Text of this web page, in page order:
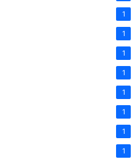
1
1
1
1
1
1
1
1